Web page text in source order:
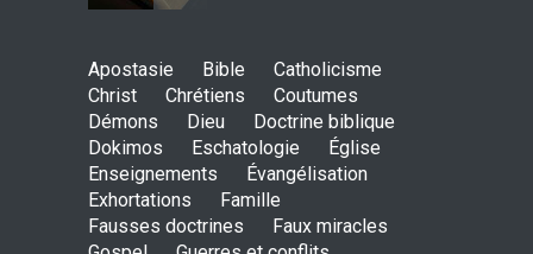
der heiligkeit ? - das auge
der wache-Dokimos n°2
ENSEIGNEMENTS
3. April 2014 00:00
Ein apokalyptisches Klima-
Dokimos n°2
Apostasie Bible
Catholicisme
Christ
Chrétiens
Coutumes
Démons
Dieu
Doctrine biblique
Dokimos
Eschatologie
Église
Enseignements
Évangélisation
Exhortations
Famille
Fausses doctrines
Faux miracles